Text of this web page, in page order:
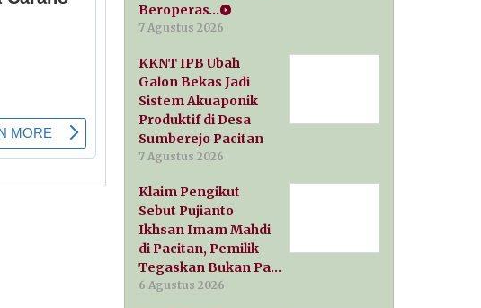
Beroperas…
7 Agustus 2026
KKNT IPB Ubah
Galon Bekas Jadi
Sistem Akuaponik
Produktif di Desa
Sumberejo Pacitan
7 Agustus 2026
Klaim Pengikut
Sebut Pujianto
Ikhsan Imam Mahdi
di Pacitan, Pemilik
Tegaskan Bukan Pa…
6 Agustus 2026